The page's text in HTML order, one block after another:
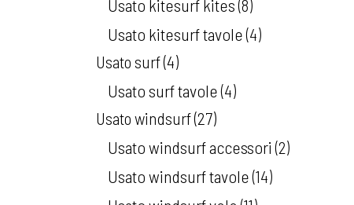
Usato kitesurf kites 8
Usato kitesurf tavole 4
Usato surf 4
Usato surf tavole 4
Usato windsurf 27
Usato windsurf accessori 2
Usato windsurf tavole 14